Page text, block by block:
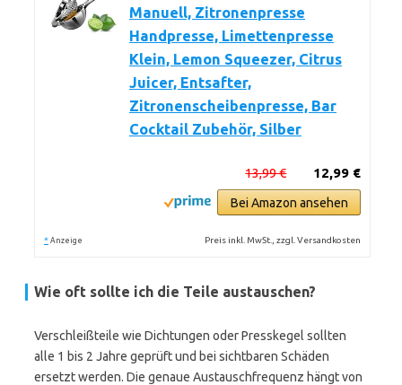
Manuell, Zitronenpresse
Handpresse, Limettenpresse
Klein, Lemon Squeezer, Citrus
Juicer, Entsafter,
Zitronenscheibenpresse, Bar
Cocktail Zubehör, Silber
12,99 €
13,99 €
Bei Amazon ansehen
* Anzeige Preis inkl. MwSt., zzgl. Versandkosten
Wie oft sollte ich die Teile austauschen?
Verschleißteile wie Dichtungen oder Presskegel sollten
alle 1 bis 2 Jahre geprüft und bei sichtbaren Schäden
ersetzt werden. Die genaue Austauschfrequenz hängt von